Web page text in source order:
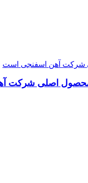
محصول اصلی شرکت